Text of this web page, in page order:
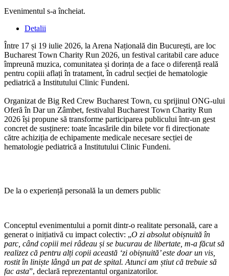
Evenimentul s-a încheiat.
Detalii
Între 17 și 19 iulie 2026, la Arena Națională din București, are loc
Bucharest Town Charity Run 2026, un festival caritabil care aduce
împreună muzica, comunitatea și dorința de a face o diferență reală
pentru copiii aflați în tratament, în cadrul secției de hematologie
pediatrică a Institutului Clinic Fundeni.
Organizat de Big Red Crew Bucharest Town, cu sprijinul ONG-ului
Oferă în Dar un Zâmbet, festivalul Bucharest Town Charity Run
2026 își propune să transforme participarea publicului într-un gest
concret de susținere: toate încasările din bilete vor fi direcționate
către achiziția de echipamente medicale necesare secției de
hematologie pediatrică a Institutului Clinic Fundeni.
De la o experiență personală la un demers public
Conceptul evenimentului a pornit dintr-o realitate personală, care a
generat o inițiativă cu impact colectiv: „O zi absolut obișnuită în
parc, când copiii mei râdeau și se bucurau de libertate, m-a făcut să
realizez că pentru alți copii această ‘zi obișnuită’ este doar un vis,
rostit în liniște lângă un pat de spital. Atunci am știut că trebuie să
fac asta”, declară reprezentantul organizatorilor.